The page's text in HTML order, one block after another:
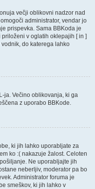
večji oblikovni nadzor nad
administrator, vendar jo
prispevka. Sama BBKoda je
v oglatih oklepajih [ in ]
do katerega lahko
ja. Večino oblikovanja, ki ga
z uporabo BBKode.
ki jih lahko uporabljate za
ko :( nakazuje žalost. Celoten
Ne uporabljajte jih
neberljiv, moderator pa bo
Administrator foruma je
smeškov, ki jih lahko v